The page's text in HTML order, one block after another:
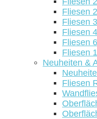
Fliesen
Fliesen
Fliesen
Fliesen
Fliesen
Neuheiten &
Fliesen